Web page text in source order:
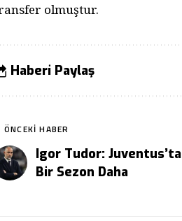
olmuştur.
Haberi Paylaş
ÖNCEKI HABER
Igor Tudor: Juventus’ta
Bir Sezon Daha